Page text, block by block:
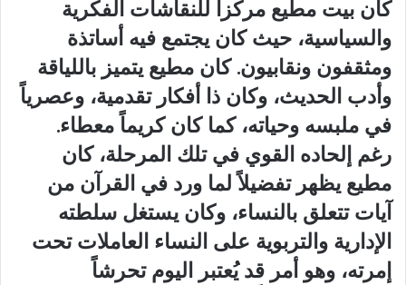
كان بيت مطيع مركزاً للنقاشات الفكرية
والسياسية، حيث كان يجتمع فيه أساتذة
ومثقفون ونقابيون. كان مطيع يتميز باللياقة
وأدب الحديث، وكان ذا أفكار تقدمية، وعصرياً
في ملبسه وحياته، كما كان كريماً معطاء.
رغم إلحاده القوي في تلك المرحلة، كان
مطيع يظهر تفضيلاً لما ورد في القرآن من
آيات تتعلق بالنساء، وكان يستغل سلطته
الإدارية والتربوية على النساء العاملات تحت
إمرته، وهو أمر قد يُعتبر اليوم تحرشاً